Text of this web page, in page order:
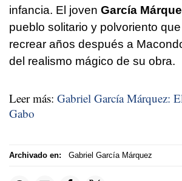
infancia. El joven García
pueblo solitario y polvoriento
recrear años después a
del realismo mágico de su obra.
Leer más: Gabriel García Márquez:
Gabo
Archivado en: Gabriel García Márquez